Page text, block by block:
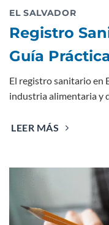
EL SALVADOR
Registro
Guía
El registro sanitario en
industria alimentaria y
LEER MÁS